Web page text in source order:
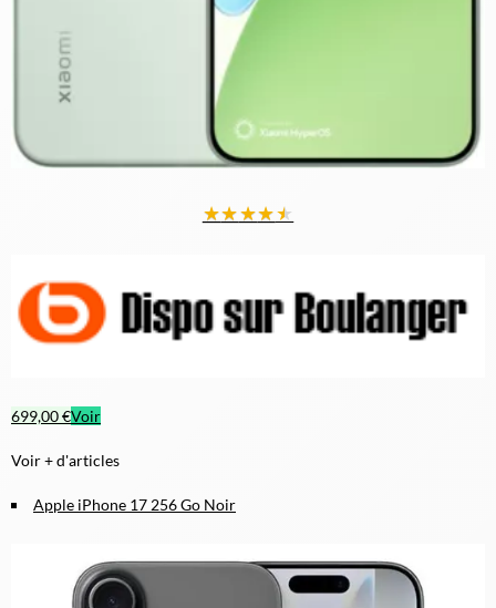
★★★★★
699,00 €Voir
Voir + d'articles
Apple iPhone 17 256 Go Noir